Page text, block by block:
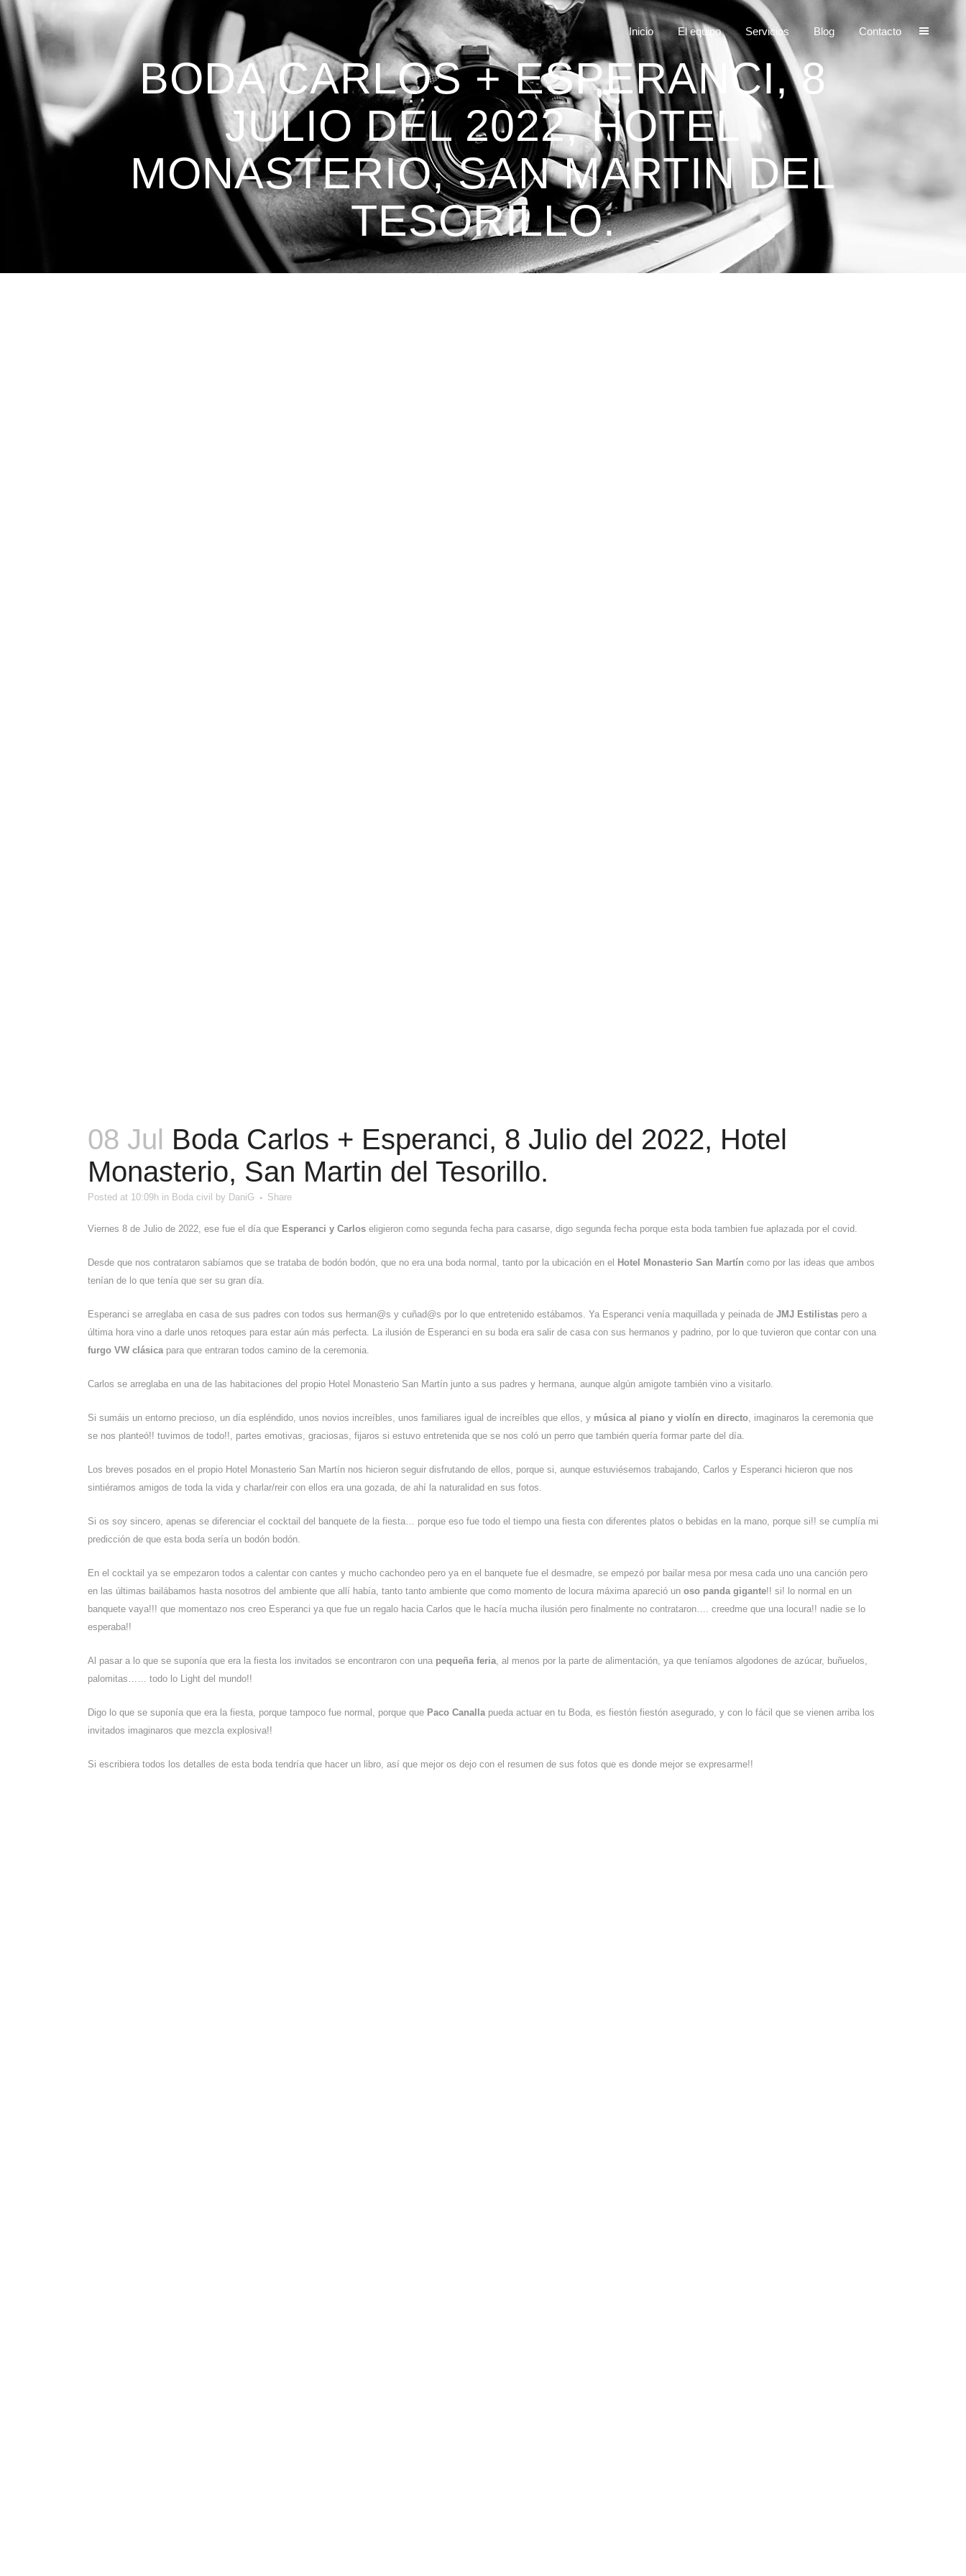
Inicio El equipo Servicios Blog Contacto
BODA CARLOS + ESPERANCI, 8
JULIO DEL 2022, HOTEL
MONASTERIO, SAN MARTIN DEL
TESORILLO.
08 Jul Boda Carlos + Esperanci, 8 Julio del 2022, Hotel
Monasterio, San Martin del Tesorillo.
Posted at 10:09h in Boda civil by DaniG Share
Viernes 8 de Julio de 2022, ese fue el día que Esperanci y Carlos eligieron como segunda fecha para casarse, digo segunda fecha porque esta boda tambien fue aplazada por el covid.
Desde que nos contrataron sabíamos que se trataba de bodón bodón, que no era una boda normal, tanto por la ubicación en el Hotel Monasterio San Martín como por las ideas que ambos
tenían de lo que tenía que ser su gran día.
Esperanci se arreglaba en casa de sus padres con todos sus herman@s y cuñad@s por lo que entretenido estábamos. Ya Esperanci venía maquillada y peinada de JMJ Estilistas pero a
última hora vino a darle unos retoques para estar aún más perfecta. La ilusión de Esperanci en su boda era salir de casa con sus hermanos y padrino, por lo que tuvieron que contar con una
furgo VW clásicapara que entraran todos camino de la ceremonia.
Carlos se arreglaba en una de las habitaciones del propio Hotel Monasterio San Martín junto a sus padres y hermana, aunque algún amigote también vino a visitarlo.
Si sumáis un entorno precioso, un día espléndido, unos novios increíbles, unos familiares igual de increíbles que ellos, y música al piano y violín en directo, imaginaros la ceremonia que
se nos planteó!! tuvimos de todo!!, partes emotivas, graciosas, fijaros si estuvo entretenida que se nos coló un perro que también quería formar parte del día.
Los breves posados en el propio Hotel Monasterio San Martín nos hicieron seguir disfrutando de ellos, porque si, aunque estuviésemos trabajando, Carlos y Esperanci hicieron que nos
sintiéramos amigos de toda la vida y charlar/reir con ellos era una gozada, de ahí la naturalidad en sus fotos.
Si os soy sincero, apenas se diferenciar el cocktail del banquete de la fiesta… porque eso fue todo el tiempo una fiesta con diferentes platos o bebidas en la mano, porque si!! se cumplía mi
predicción de que esta boda sería un bodón bodón.
En el cocktail ya se empezaron todos a calentar con cantes y mucho cachondeo pero ya en el banquete fue el desmadre, se empezó por bailar mesa por mesa cada uno una canción pero
en las últimas bailábamos hasta nosotros del ambiente que allí había, tanto tanto ambiente que como momento de locura máxima apareció un oso panda gigante!! si! lo normal en un
banquete vaya!!! que momentazo nos creo Esperanci ya que fue un regalo hacia Carlos que le hacía mucha ilusión pero finalmente no contrataron…. creedme que una locura!! nadie se lo
esperaba!!
Al pasar a lo que se suponía que era la fiesta los invitados se encontraron con una pequeña feria, al menos por la parte de alimentación, ya que teníamos algodones de azúcar, buñuelos,
palomitas…… todo lo Light del mundo!!
Digo lo que se suponía que era la fiesta, porque tampoco fue normal, porque que Paco Canallapueda actuar en tu Boda, es fiestón fiestón asegurado, y con lo fácil que se vienen arriba los
invitados imaginaros que mezcla explosiva!!
Si escribiera todos los detalles de esta boda tendría que hacer un libro, así que mejor os dejo con el resumen de sus fotos que es donde mejor se expresarme!!